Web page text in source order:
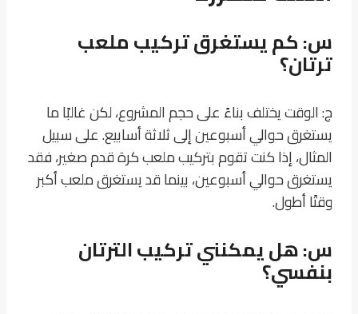
س: كم يستغرق تركيب ملعب
ترتان؟
ج: الوقت يختلف بناءً على حجم المشروع، لكن غالبًا ما
يستغرق حوالي أسبوعين إلى ثلاثة أسابيع. على سبيل
المثال، إذا كنت تقوم بتركيب ملعب كرة قدم صغير، فقد
يستغرق حوالي أسبوعين، بينما قد يستغرق ملعب أكبر
وقتًا أطول.
س: هل يمكنني تركيب الترتان
بنفسي؟